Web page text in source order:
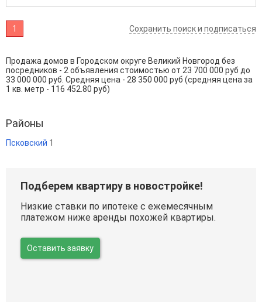
1 Сохранить поиск и подписаться
Продажа домов в Городском округе Великий Новгород без
посредников - 2 объявления стоимостью от 23 700 000 руб до
33 000 000 руб. Средняя цена - 28 350 000 руб (средняя цена за
1 кв. метр - 116 452.80 руб)
Районы
Псковский 1
Подберем квартиру в новостройке!
Низкие ставки по ипотеке с ежемесячным
платежом ниже аренды похожей квартиры.
Оставить заявку